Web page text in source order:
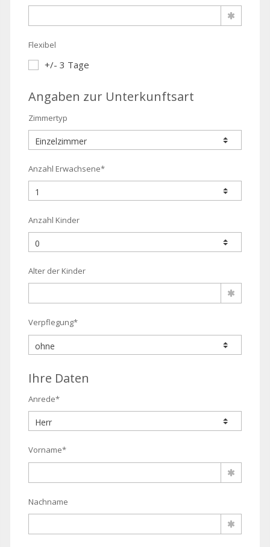
Flexibel
+/- 3 Tage
Angaben zur Unterkunftsart
Zimmertyp
Anzahl Erwachsene*
Anzahl Kinder
Alter der Kinder
Verpflegung*
Ihre Daten
Anrede*
Vorname*
Nachname